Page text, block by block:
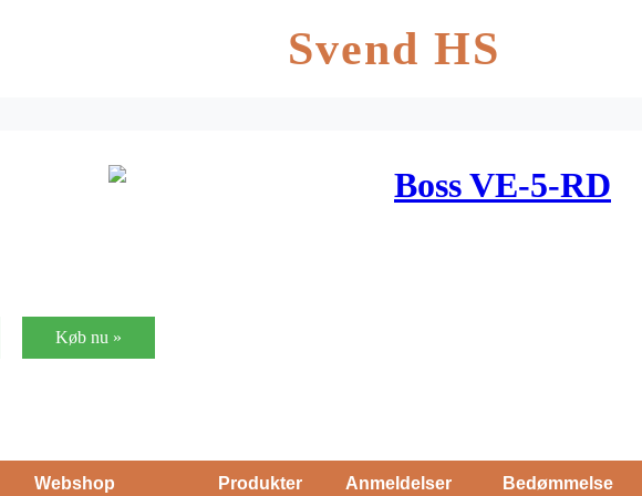
Svend HS
Boss VE-5-RD
Køb nu »
Webshop Produkter Anmeldelser Bedømmelse